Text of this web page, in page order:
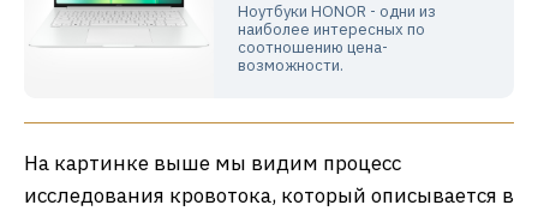
Ноутбуки HONOR - одни из
наиболее интересных по
соотношению цена-
возможности.
На картинке выше мы видим процесс
исследования кровотока, который описывается в